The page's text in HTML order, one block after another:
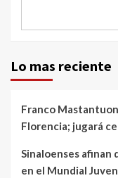
Lo mas reciente
Franco
Florencia; jugará
Sinaloenses afinan
en el Mundial